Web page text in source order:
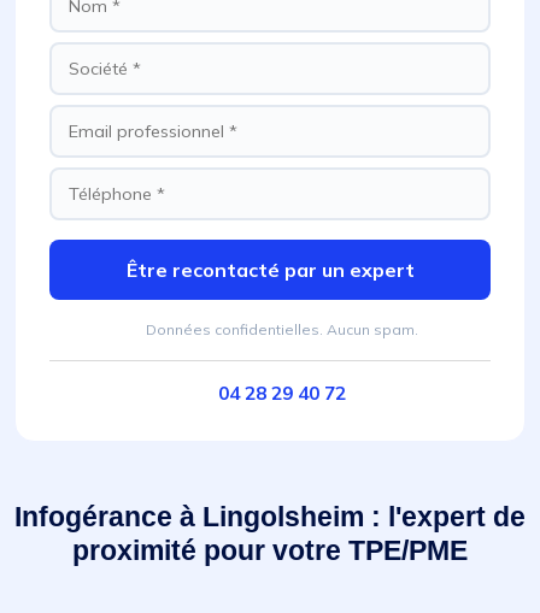
Être recontacté par un expert
Données confidentielles. Aucun spam.
04 28 29 40 72
Infogérance à Lingolsheim : l'expert de
proximité pour votre TPE/PME